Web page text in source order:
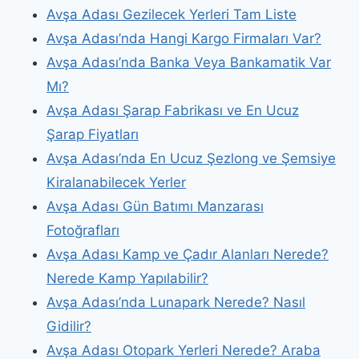
Avşa Adası Gezilecek Yerleri Tam Liste
Avşa Adası’nda Hangi Kargo Firmaları Var?
Avşa Adası’nda Banka Veya Bankamatik Var
Mı?
Avşa Adası Şarap Fabrikası ve En Ucuz
Şarap Fiyatları
Avşa Adası’nda En Ucuz Şezlong ve Şemsiye
Kiralanabilecek Yerler
Avşa Adası Gün Batımı Manzarası
Fotoğrafları
Avşa Adası Kamp ve Çadır Alanları Nerede?
Nerede Kamp Yapılabilir?
Avşa Adası’nda Lunapark Nerede? Nasıl
Gidilir?
Avşa Adası Otopark Yerleri Nerede? Araba